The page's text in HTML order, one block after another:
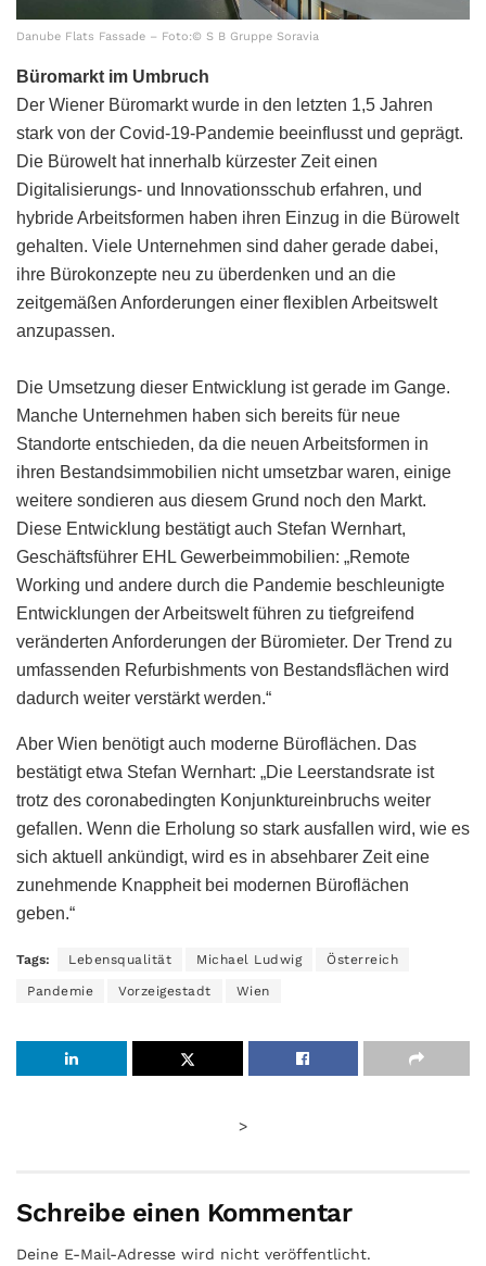
Danube Flats Fassade – Foto:© S B Gruppe Soravia
Büromarkt im Umbruch
Der Wiener Büromarkt wurde in den letzten 1,5 Jahren
stark von der Covid-19-Pandemie beeinflusst und geprägt.
Die Bürowelt hat innerhalb kürzester Zeit einen
Digitalisierungs- und Innovationsschub erfahren, und
hybride Arbeitsformen haben ihren Einzug in die Bürowelt
gehalten. Viele Unternehmen sind daher gerade dabei,
ihre Bürokonzepte neu zu überdenken und an die
zeitgemäßen Anforderungen einer flexiblen Arbeitswelt
anzupassen.
Die Umsetzung dieser Entwicklung ist gerade im Gange.
Manche Unternehmen haben sich bereits für neue
Standorte entschieden, da die neuen Arbeitsformen in
ihren Bestandsimmobilien nicht umsetzbar waren, einige
weitere sondieren aus diesem Grund noch den Markt.
Diese Entwicklung bestätigt auch Stefan Wernhart,
Geschäftsführer EHL Gewerbeimmobilien: „Remote
Working und andere durch die Pandemie beschleunigte
Entwicklungen der Arbeitswelt führen zu tiefgreifend
veränderten Anforderungen der Büromieter. Der Trend zu
umfassenden Refurbishments von Bestandsflächen wird
dadurch weiter verstärkt werden.“
Aber Wien benötigt auch moderne Büroflächen. Das
bestätigt etwa Stefan Wernhart: „Die Leerstandsrate ist
trotz des coronabedingten Konjunktureinbruchs weiter
gefallen. Wenn die Erholung so stark ausfallen wird, wie es
sich aktuell ankündigt, wird es in absehbarer Zeit eine
zunehmende Knappheit bei modernen Büroflächen
geben.“
Tags: Lebensqualität Michael Ludwig Österreich
Pandemie Vorzeigestadt Wien
>
Schreibe einen Kommentar
Deine E-Mail-Adresse wird nicht veröffentlicht.